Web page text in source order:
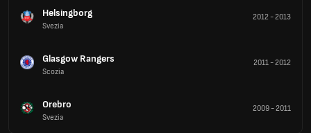
Helsingborg
Svezia
2012-2013
Glasgow Rangers
Scozia
2011-2012
Orebro
Svezia
2009-2011